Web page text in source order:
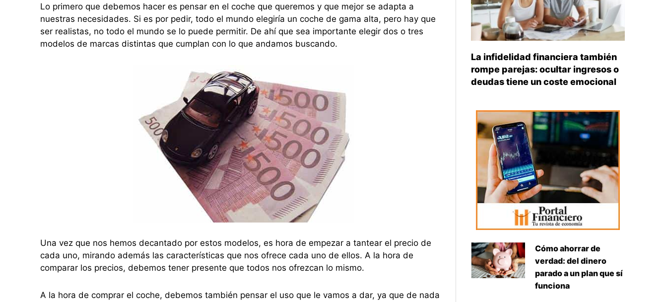
Lo primero que debemos hacer es pensar en el coche que queremos y que mejor se adapta a
nuestras necesidades. Si es por pedir, todo el mundo elegiría un coche de gama alta, pero hay que
ser realistas, no todo el mundo se lo puede permitir. De ahí que sea importante elegir dos o tres
modelos de marcas distintas que cumplan con lo que andamos buscando.
Una vez que nos hemos decantado por estos modelos, es hora de empezar a tantear el precio de
cada uno, mirando además las características que nos ofrece cada uno de ellos. A la hora de
comparar los precios, debemos tener presente que todos nos ofrezcan lo mismo.
A la hora de comprar el coche, debemos también pensar el uso que le vamos a dar, ya que de nada
La infidelidad financiera también
rompe parejas: ocultar ingresos o
deudas tiene un coste emocional
Cómo ahorrar de
verdad: del dinero
parado a un plan que sí
funciona